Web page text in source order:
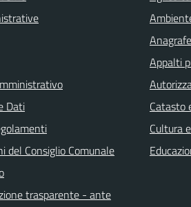
Dati
del Consiglio Comunale
trasparente - ante
Appalti
Catasto
Cultura